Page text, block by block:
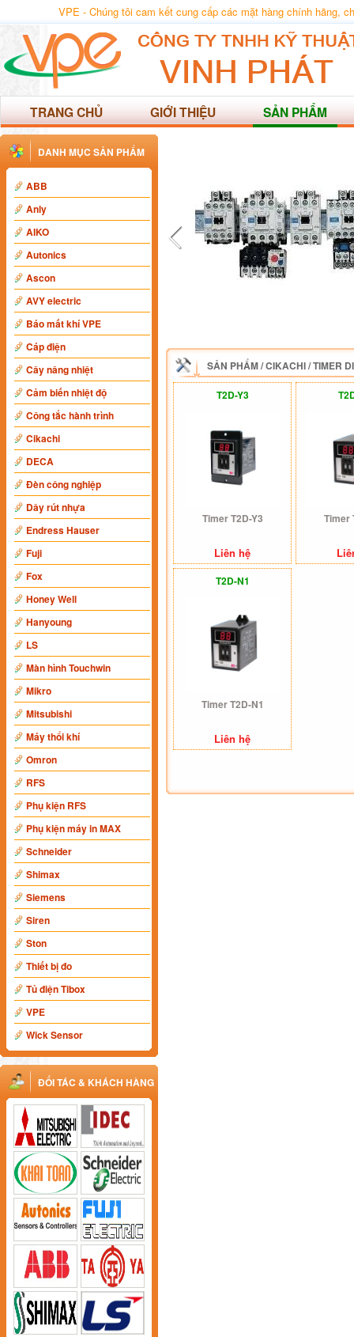
VPE - Chúng tôi cam kết cung cấp các mặt hàng chính hãng,
TRANG CHỦ GIỚI THIỆU SẢN PHẨM
DANH MỤC SẢN PHẨM
ABB
Anly
AIKO
Autonics
Ascon
AVY electric
Báo mất khí VPE
Cáp điện
Cây nâng nhiệt
Cảm biến nhiệt độ
Công tắc hành trình
Cikachi
DECA
Đèn công nghiệp
Dây rút nhựa
Endress Hauser
Fuji
Fox
Honey Well
Hanyoung
LS
Màn hình Touchwin
Mikro
Mitsubishi
Máy thổi khí
Omron
RFS
Phụ kiện RFS
Phụ kiện máy in MAX
Schneider
Shimax
Siemens
Siren
Ston
Thiết bị đo
Tủ điện Tibox
VPE
Wick Sensor
ĐỐI TÁC & KHÁCH HÀNG
SẢN PHẨM/CIKACHI/TIMER
T2D-Y3
Timer T2D-Y3
Liên hệ
Timer
T2D-N1
Timer T2D-N1
Liên hệ